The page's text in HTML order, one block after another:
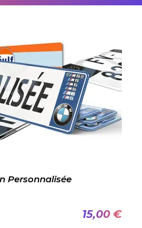
Personnalisée
15,00 €